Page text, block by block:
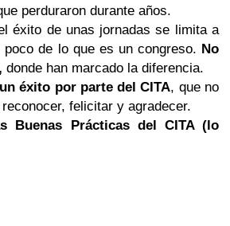
perduraron durante años.
éxito de unas jornadas se limita a
de lo que es un congreso. No
donde han marcado la diferencia.
éxito por parte del CITA, que no
felicitar y agradecer.
Buenas Prácticas del CITA (lo